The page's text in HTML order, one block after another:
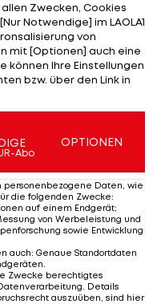
Der 1. FC Nürnberg
ab. Burgstaller
Assists, auch
Eintracht Frankfurt
der Hertha 1:2 n.V.
Zwecken, Cookies
Notwendige] im LAOLA1
von
mit [Optionen] auch eine
können Ihre Einstellungen
bzw. über den Link in
Abo
OPTIONEN
personenbezogene Daten, wie
die folgenden Zwecke:
auf einem Endgerät;
von Werbeleistung und
sowie Entwicklung
auch: Genaue Standortdaten
.
Zwecke berechtigtes
Details
auszuüben, sind hier